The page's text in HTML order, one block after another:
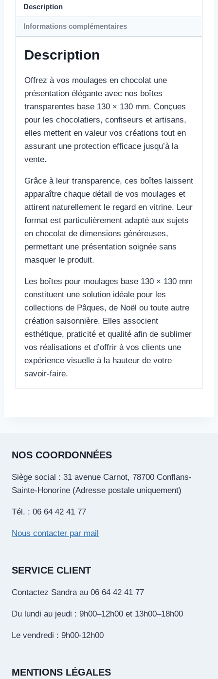
Description
Informations complémentaires
Description
Offrez à vos moulages en chocolat une
présentation élégante avec nos boîtes
transparentes base 130 × 130 mm. Conçues
pour les chocolatiers, confiseurs et artisans,
elles mettent en valeur vos créations tout en
assurant une protection efficace jusqu’à la
vente.
Grâce à leur transparence, ces boîtes laissent
apparaître chaque détail de vos moulages et
attirent naturellement le regard en vitrine. Leur
format est particulièrement adapté aux sujets
en chocolat de dimensions généreuses,
permettant une présentation soignée sans
masquer le produit.
Les boîtes pour moulages base 130 × 130 mm
constituent une solution idéale pour les
collections de Pâques, de Noël ou toute autre
création saisonnière. Elles associent
esthétique, praticité et qualité afin de sublimer
vos réalisations et d’offrir à vos clients une
expérience visuelle à la hauteur de votre
savoir-faire.
NOS COORDONNÉES
Siège social : 31 avenue Carnot, 78700 Conflans-
Sainte-Honorine (Adresse postale uniquement)
Tél. : 06 64 42 41 77
Nous contacter par mail
SERVICE CLIENT
Contactez Sandra au 06 64 42 41 77
Du lundi au jeudi : 9h00–12h00 et 13h00–18h00
Le vendredi : 9h00-12h00
MENTIONS LÉGALES